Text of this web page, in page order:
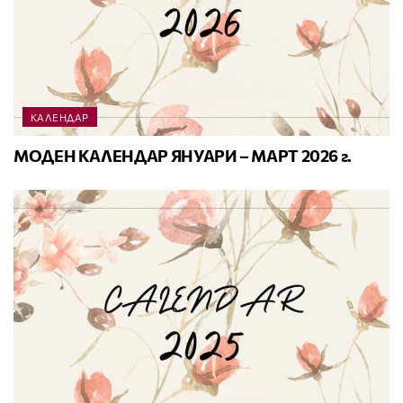
КАЛЕНДАР
МОДЕН КАЛЕНДАР ЯНУАРИ – МАРТ 2026 г.